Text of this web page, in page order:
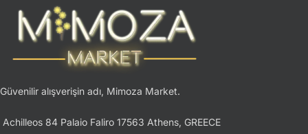
Güvenilir alışverişin adı, Mimoza Market.
Achilleos 84 Palaio Faliro 17563 Athens, GREECE